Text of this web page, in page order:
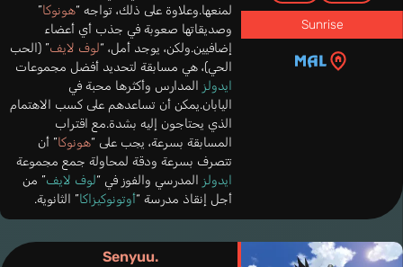
Sunrise
لمنعها.وعلاوة على ذلك، تواجه “هونوكا”
وصديقاتها صعوبة في جذب أي أعضاء
إضافيين.ولكن، يوجد أمل، “لوف لايف” (الحب
الحي)، هي مسابقة لتحديد أفضل مجموعات
ايدولز المدارس وأكثرها محبة في
اليابان.يمكن أن تساعدهم على كسب الاهتمام
الذي يحتاجون إليه بشدة.مع اقتراب
المسابقة بسرعة، يجب على “هونوكا” أن
تتصرف بسرعة ودقة لمحاولة جمع مجموعة
ايدولز المدرسي والفوز في “لوف لايف” من
أجل إنقاذ مدرسة “أوتونوكيزاكا” الثانوية.
Senyuu.